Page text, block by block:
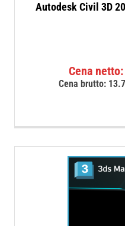
Autodesk Civil 3D
Cena netto:
Cena brutto: